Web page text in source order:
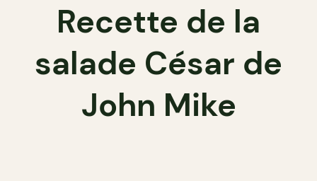
Recette de la
salade César de
John Mike